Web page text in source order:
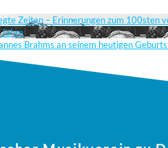
Zeiten – Erinnerungen zum 100sten
Brahms an seinem heutigen